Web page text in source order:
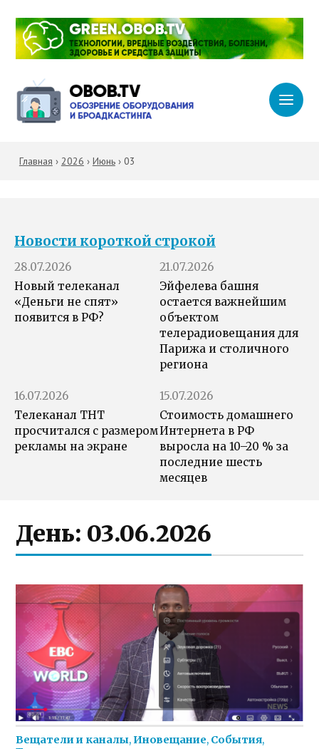
Главная › 2026 › Июнь› 03
Новости короткой строкой
28.07.2026
Новый телеканал
«Деньги не спят»
появится в РФ?
21.07.2026
Эйфелева башня
остается важнейшим
объектом
телерадиовещания для
Парижа и столичного
региона
16.07.2026
Телеканал ТНТ
просчитался с размером
рекламы на экране
15.07.2026
Стоимость домашнего
Интернета в РФ
выросла на 10–20 % за
последние шесть
месяцев
День: 03.06.2026
Вещатели и каналы, Иновещание, События,